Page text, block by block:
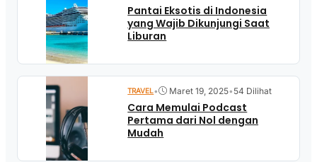
Pantai Eksotis di Indonesia
yang Wajib Dikunjungi Saat
Liburan
TRAVEL• Maret 19, 2025• 54 Dilihat
Cara Memulai Podcast
Pertama dari Nol dengan
Mudah